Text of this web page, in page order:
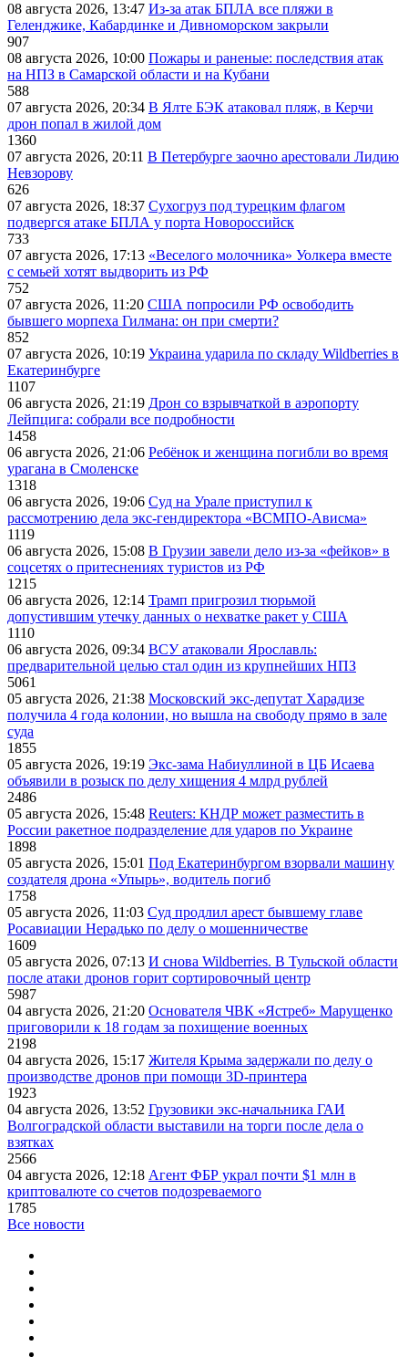
08 августа 2026, 13:47 Из-за атак БПЛА все пляжи в
Геленджике, Кабардинке и Дивноморском закрыли
907
08 августа 2026, 10:00 Пожары и раненые: последствия атак
на НПЗ в Самарской области и на Кубани
588
07 августа 2026, 20:34 В Ялте БЭК атаковал пляж, в Керчи
дрон попал в жилой дом
1360
07 августа 2026, 20:11 В Петербурге заочно арестовали Лидию
Невзорову
626
07 августа 2026, 18:37 Сухогруз под турецким флагом
подвергся атаке БПЛА у порта Новороссийск
733
07 августа 2026, 17:13 «Веселого молочника» Уолкера вместе
с семьей хотят выдворить из РФ
752
07 августа 2026, 11:20 США попросили РФ освободить
бывшего морпеха Гилмана: он при смерти?
852
07 августа 2026, 10:19 Украина ударила по складу Wildberries в
Екатеринбурге
1107
06 августа 2026, 21:19 Дрон со взрывчаткой в аэропорту
Лейпцига: собрали все подробности
1458
06 августа 2026, 21:06 Ребёнок и женщина погибли во время
урагана в Смоленске
1318
06 августа 2026, 19:06 Суд на Урале приступил к
рассмотрению дела экс-гендиректора «ВСМПО-Ависма»
1119
06 августа 2026, 15:08 В Грузии завели дело из-за «фейков» в
соцсетях о притеснениях туристов из РФ
1215
06 августа 2026, 12:14 Трамп пригрозил тюрьмой
допустившим утечку данных о нехватке ракет у США
1110
06 августа 2026, 09:34 ВСУ атаковали Ярославль:
предварительной целью стал один из крупнейших НПЗ
5061
05 августа 2026, 21:38 Московский экс-депутат Харадизе
получила 4 года колонии, но вышла на свободу прямо в зале
суда
1855
05 августа 2026, 19:19 Экс-зама Набиуллиной в ЦБ Исаева
объявили в розыск по делу хищения 4 млрд рублей
2486
05 августа 2026, 15:48 Reuters: КНДР может разместить в
России ракетное подразделение для ударов по Украине
1898
05 августа 2026, 15:01 Под Екатеринбургом взорвали машину
создателя дрона «Упырь», водитель погиб
1758
05 августа 2026, 11:03 Суд продлил арест бывшему главе
Росавиации Нерадько по делу о мошенничестве
1609
05 августа 2026, 07:13 И снова Wildberries. В Тульской области
после атаки дронов горит сортировочный центр
5987
04 августа 2026, 21:20 Основателя ЧВК «Ястреб» Марущенко
приговорили к 18 годам за похищение военных
2198
04 августа 2026, 15:17 Жителя Крыма задержали по делу о
производстве дронов при помощи 3D‑принтера
1923
04 августа 2026, 13:52 Грузовики экс-начальника ГАИ
Волгоградской области выставили на торги после дела о
взятках
2566
04 августа 2026, 12:18 Агент ФБР украл почти $1 млн в
криптовалюте со счетов подозреваемого
1785
Все новости